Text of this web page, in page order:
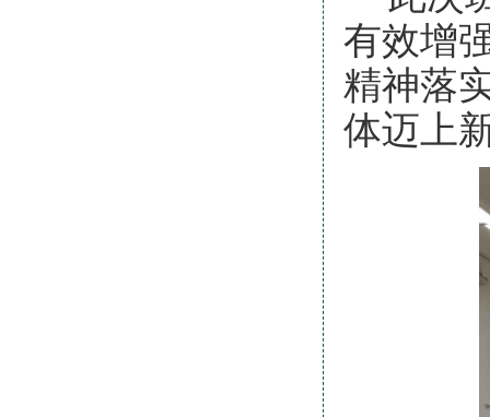
有效增
精神落
体迈上